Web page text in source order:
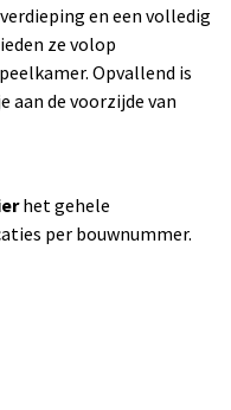
en een volledig
ze volop
Opvallend is
de voorzijde van
het gehele
per bouwnummer.